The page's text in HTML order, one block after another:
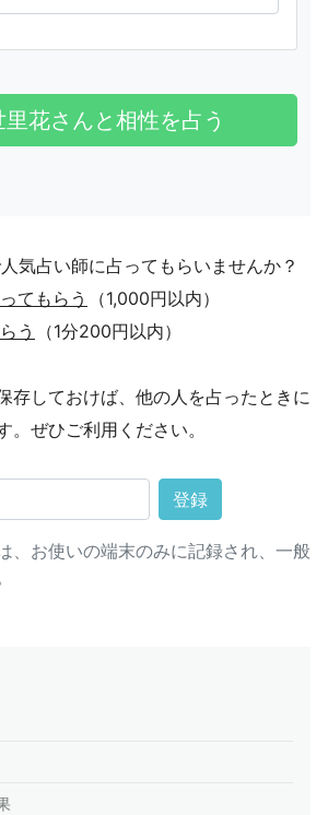
気占い師に占ってもらいませんか？
てもらう
（1,000円以内）
う （1分200円以内）
存しておけば、他の人を占ったときに
。ぜひご利用ください。
登録
、お使いの端末のみに記録され、一般